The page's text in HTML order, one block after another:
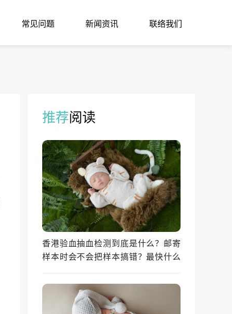
常见问题 新闻资讯 联络我们
推荐阅读
香港验血抽血检测到底是什么？邮寄
样本时会不会把样本搞错？最快什么